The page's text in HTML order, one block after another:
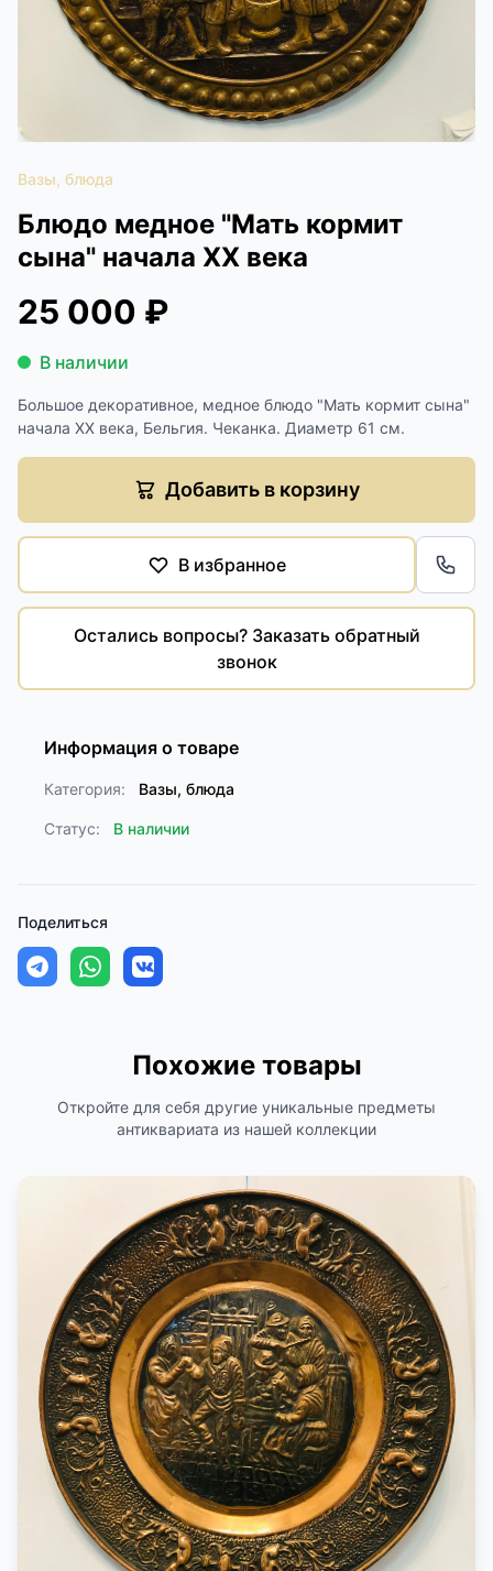
КОНТАКТЫ
ДОСТАВКА И ОПЛАТА
Вазы, блюда
Блюдо медное "Мать кормит
сына" начала XX века
25 000 ₽
В наличии
Большое декоративное, медное блюдо "Мать кормит сына"
начала XX века, Бельгия. Чеканка. Диаметр 61 см.
Добавить в корзину
В избранное
Остались вопросы? Заказать обратный
звонок
Информация о товаре
Категория: Вазы, блюда
Статус: В наличии
Поделиться
Похожие товары
Откройте для себя другие уникальные предметы
антиквариата из нашей коллекции